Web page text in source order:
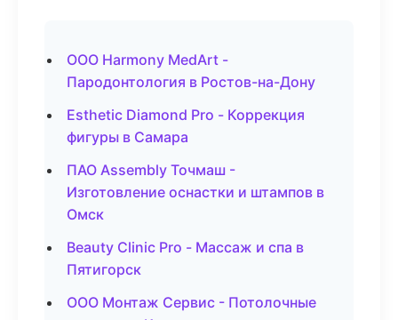
ООО Harmony MedArt -
Пародонтология в Ростов-на-Дону
Esthetic Diamond Pro - Коррекция
фигуры в Самара
ПАО Assembly Точмаш -
Изготовление оснастки и штампов в
Омск
Beauty Clinic Pro - Массаж и спа в
Пятигорск
ООО Монтаж Сервис - Потолочные